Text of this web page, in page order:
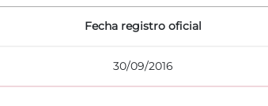
Fecha registro oficial
30/09/2016